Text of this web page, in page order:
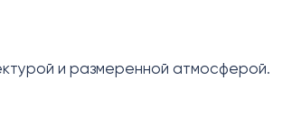
и размеренной атмосферой.